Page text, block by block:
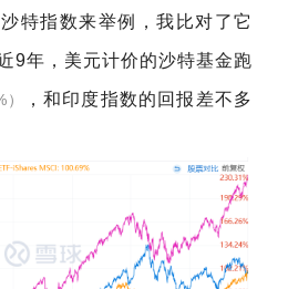
特指数来举例，我比对了它
9年，美元计价的沙特基金跑
，和印度指数的回报差不多